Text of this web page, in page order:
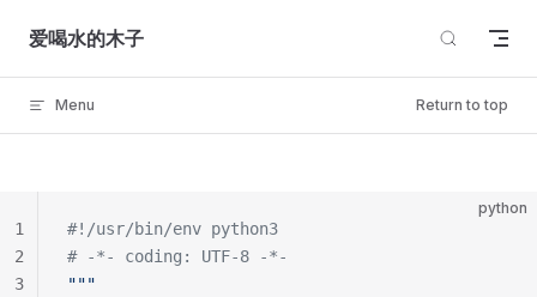
Skip to content
爱喝水的木子
Menu Return to top
python
#!/usr/bin/env python3
# -*- coding: UTF-8 -*-
"""
1
2
3